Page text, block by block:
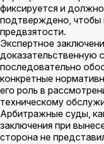
фиксируется и
подтверждено, чтобы
предвзятости.
Экспертное
доказательственную
последовательно
конкретные
его роль в
техническому
Арбитражные суды,
заключения при
сторона не